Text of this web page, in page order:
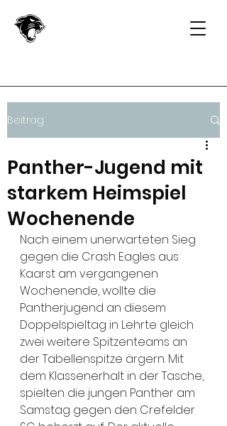
Beitrag
Panther-Jugend mit
starkem Heimspiel
Wochenende
Nach einem unerwarteten Sieg
gegen die Crash Eagles aus
Kaarst am vergangenen
Wochenende, wollte die
Pantherjugend an diesem
Doppelspieltag in Lehrte gleich
zwei weitere Spitzenteams an
der Tabellenspitze ärgern. Mit
dem Klassenerhalt in der Tasche,
spielten die jungen Panther am
Samstag gegen den Crefelder